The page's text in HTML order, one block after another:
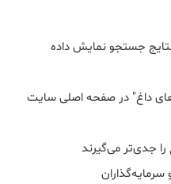
جستجو نمایش داده
داغ" در صفحه اصلی سایت
جدی‌تر می‌گیرند